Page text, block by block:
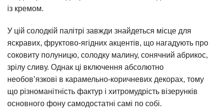
із кремом.
У цій солодкій палітрі завжди знайдеться місце для
яскравих, фруктово-ягідних акцентів, що нагадують про
соковиту полуницю, солодку малину, сонячний абрикос,
зрілу сливу. Однак ці включення абсолютно
необов’язкові в карамельно-коричневих декорах, тому
що різноманітність фактур і хитромудрість візерунків
основного фону самодостатні самі по собі.